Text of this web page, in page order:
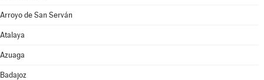
Arroyo de San Serván
Atalaya
Azuaga
Badajoz